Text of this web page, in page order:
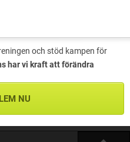
och stöd kampen för
har vi kraft att förändra
NU